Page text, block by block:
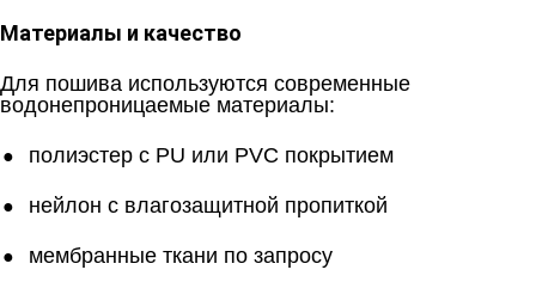
Материалы и качество
Для пошива используются современные
водонепроницаемые материалы:
полиэстер с PU или PVC покрытием
нейлон с влагозащитной пропиткой
мембранные ткани по запросу